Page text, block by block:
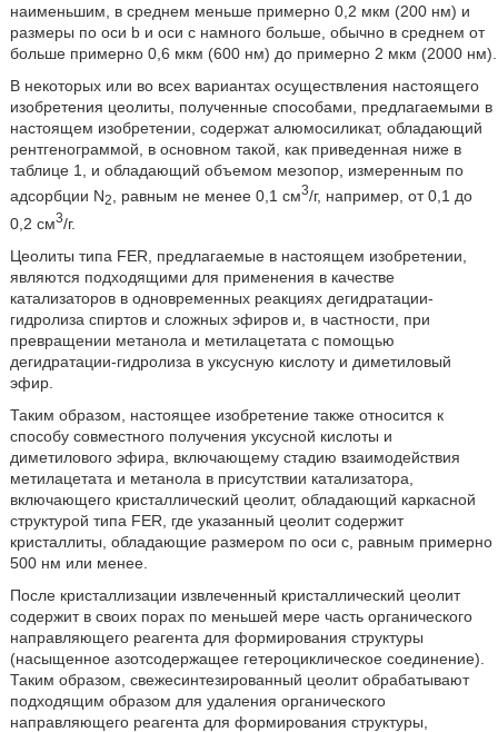
наименьшим, в среднем меньше примерно 0,2 мкм (200 нм) и
размеры по оси b и оси с намного больше, обычно в среднем от
больше примерно 0,6 мкм (600 нм) до примерно 2 мкм (2000 нм).
В некоторых или во всех вариантах осуществления настоящего
изобретения цеолиты, полученные способами, предлагаемыми в
настоящем изобретении, содержат алюмосиликат, обладающий
рентгенограммой, в основном такой, как приведенная ниже в
таблице 1, и обладающий объемом мезопор, измеренным по
адсорбции N2 , равным не менее 0,1 см3/г, например, от 0,1 до
0,2 см3/г.
Цеолиты типа FER, предлагаемые в настоящем изобретении,
являются подходящими для применения в качестве
катализаторов в одновременных реакциях дегидратации-
гидролиза спиртов и сложных эфиров и, в частности, при
превращении метанола и метилацетата с помощью
дегидратации-гидролиза в уксусную кислоту и диметиловый
эфир.
Таким образом, настоящее изобретение также относится к
способу совместного получения уксусной кислоты и
диметилового эфира, включающему стадию взаимодействия
метилацетата и метанола в присутствии катализатора,
включающего кристаллический цеолит, обладающий каркасной
структурой типа FER, где указанный цеолит содержит
кристаллиты, обладающие размером по оси с, равным примерно
500 нм или менее.
После кристаллизации извлеченный кристаллический цеолит
содержит в своих порах по меньшей мере часть органического
направляющего реагента для формирования структуры
(насыщенное азотсодержащее гетероциклическое соединение).
Таким образом, свежесинтезированный цеолит обрабатывают
подходящим образом для удаления органического
направляющего реагента для формирования структуры,